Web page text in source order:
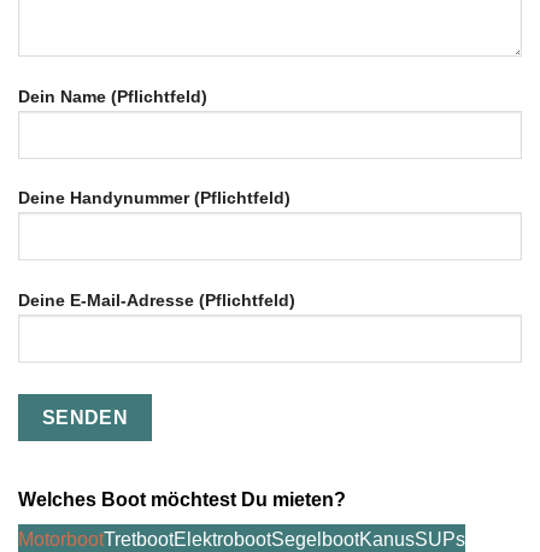
Dein Name (Pflichtfeld)
Deine Handynummer (Pflichtfeld)
Deine E-Mail-Adresse (Pflichtfeld)
Bitte
Feld
Welches Boot möchtest Du mieten?
MotorbootTretbootElektrobootSegelbootKanusSUPs